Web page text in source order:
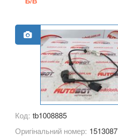
Focus C-Max (DM2)
EcoSport Mk2
EDGE Mk2 (CD4)
Explorer III (U152)
Explorer IV (U251)
Explorer V (U502)
Код: tb1008885
Оригінальний номер: 1513087